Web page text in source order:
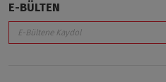
E-BÜLTEN